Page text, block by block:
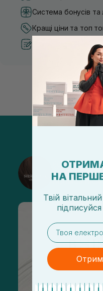
Система бонусів та
Кращі ціни та топ
Рекомендації від
Підписатися
НА
Твій
підписуйся
email